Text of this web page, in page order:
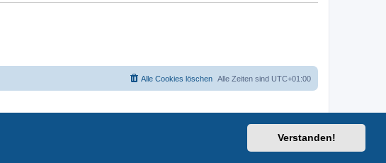
Verstanden!
Alle Zeiten sind UTC+01:00
Alle Cookies löschen